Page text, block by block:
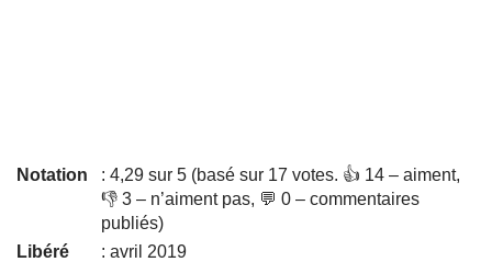
Notation
: 4,29 sur 5 (basé sur 17 votes. 👍 14 – aiment,
👎 3 – n’aiment pas, 💬 0 – commentaires
publiés)
Libéré
: avril 2019